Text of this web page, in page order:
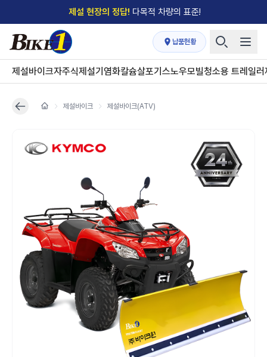
제설 현장의 정답! 다목적 차량의 표준!
제설장비 납품현황안내 →
'국내 유일'의 특허 제설 시스템보유기업
전국이 선택한제설·다목적 장비 전문기업
납품현황
제설바이크자주식제설기 염화칼슘살포기 스노우모빌청소용 트레일러
제설바이크 제설바이크(ATV)